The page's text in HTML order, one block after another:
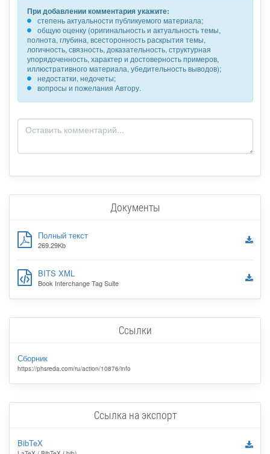
При добавлении комментария укажите:
степень актуальности публикуемого материала;
общую оценку (оригинальность и актуальность темы,
полнота, глубина, всесторонность раскрытия темы,
логичность, связность, доказательность, структурная
упорядоченность, характер и достоверность примеров,
иллюстративного материала, убедительность выводов);
недостатки, недочеты;
вопросы и пожелания Автору.
Документы
Полный текст
269.29Kb
BITS XML
Book Interchange Tag Suite
Ссылки
Сборник
https://phsreda.com/ru/action/10876/info
Ссылка на экспорт
BibTeX